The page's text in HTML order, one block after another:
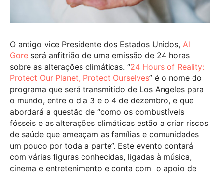
O antigo vice Presidente dos Estados Unidos, Al
Gore será anfitrião de uma emissão de 24 horas
sobre as alterações climáticas. “24 Hours of Reality:
Protect Our Planet, Protect Ourselves” é o nome do
programa que será transmitido de Los Angeles para
o mundo, entre o dia 3 e o 4 de dezembro, e que
abordará a questão de “como os combustíveis
fósseis e as alterações climáticas estão a criar riscos
de saúde que ameaçam as famílias e comunidades
um pouco por toda a parte”. Este evento contará
com várias figuras conhecidas, ligadas à música,
cinema e entretenimento e conta com o apoio de